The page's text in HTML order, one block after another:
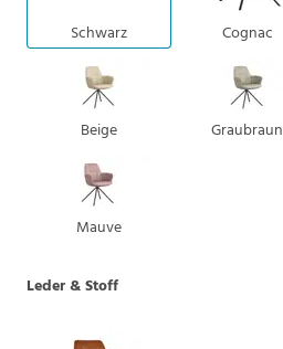
Schwarz Cognac
Beige Graubraun
Mauve
Leder & Stoff